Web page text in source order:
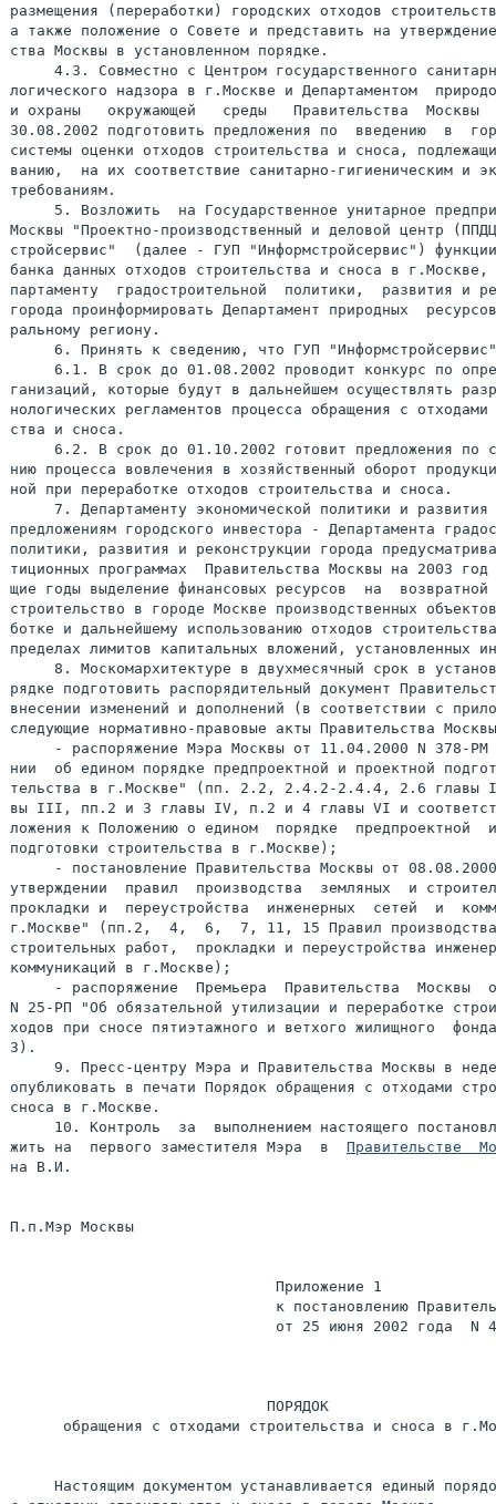
размещения (переработки) городских отходов
а также положение о Совете и представить на
ства Москвы в установленном порядке.
4.3. Совместно с Центром государственного
логического надзора в г.Москве и Департаментом
и охраны   окружающей   среды   Правительства
30.08.2002 подготовить предложения по  введению  в
системы оценки отходов строительства и сноса,
ванию,  на их соответствие санитарно-гигиеническим и
требованиям.
5. Возложить  на Государственное унитарное
Москвы "Проектно-производственный и деловой центр
стройсервис"  (далее - ГУП "Информстройсервис")
банка данных отходов строительства и сноса в
партаменту  градостроительной  политики,  развития и
города проинформировать Департамент природных
ральному региону.
6. Принять к сведению, что ГУП
6.1. В срок до 01.08.2002 проводит конкурс по
ганизаций, которые будут в дальнейшем осуществлять
нологических регламентов процесса обращения с
ства и сноса.
6.2. В срок до 01.10.2002 готовит предложения по
нию процесса вовлечения в хозяйственный оборот
ной при переработке отходов строительства и сноса.
7. Департаменту экономической политики и развития
предложениям городского инвестора - Департамента
политики, развития и реконструкции города
тиционных программах  Правительства Москвы на 2003
щие годы выделение финансовых ресурсов  на
строительство в городе Москве производственных
ботке и дальнейшему использованию отходов
пределах лимитов капитальных вложений, установленных
8. Москомархитектуре в двухмесячный срок в
рядке подготовить распорядительный документ
внесении изменений и дополнений (в соответствии с
следующие нормативно-правовые акты Правительства
- распоряжение Мэра Москвы от 11.04.2000 N 378-РМ
нии  об едином порядке предпроектной и проектной
тельства в г.Москве" (пп. 2.2, 2.4.2-2.4.4, 2.6
вы III, пп.2 и 3 главы IV, п.2 и 4 главы VI и
ложения к Положению о едином  порядке  предпроектной
подготовки строительства в г.Москве);
- постановление Правительства Москвы от
утверждении  правил  производства  земляных  и
прокладки и  переустройства  инженерных  сетей  и
г.Москве" (пп.2,  4,  6,  7, 11, 15 Правил производства
строительных работ,  прокладки и переустройства
коммуникаций в г.Москве);
- распоряжение  Премьера  Правительства  Москвы
N 25-РП "Об обязательной утилизации и переработке
ходов при сносе пятиэтажного и ветхого жилищного
3).
9. Пресс-центру Мэра и Правительства Москвы в
опубликовать в печати Порядок обращения с отходами
сноса в г.Москве.
10. Контроль  за  выполнением настоящего
жить на  первого заместителя Мэра  в Правительстве
на В.И.
П.п.Мэр Москвы
                              Приложение 1
к постановлению
от 25 июня 2002 года  N
                             ПОРЯДОК
обращения с отходами строительства и сноса в
Настоящим документом устанавливается единый